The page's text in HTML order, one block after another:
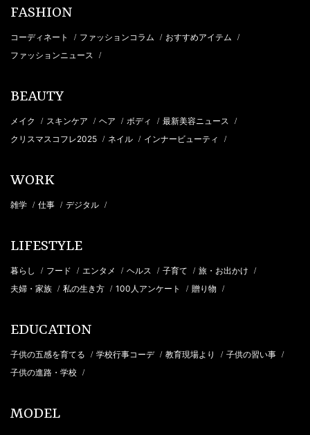
FASHION
コーディネート / ファッションコラム / おすすめアイテム /
ファッションニュース /
BEAUTY
メイク / スキンケア / ヘア / ボディ / 最新美容ニュース /
クリスマスコフレ2025 / ネイル / インナービューティ /
WORK
雑学 / 仕事 / デジタル /
LIFESTYLE
暮らし / フード / エンタメ / ヘルス / 子育て / 旅・お出かけ /
夫婦・家族 / 私の生き方 / 100人アンケート / 贈り物 /
EDUCATION
子供の五感を育てる / 学校行事コーデ / 教育現場より / 子供の習い事 /
子供の進路・学校 /
MODEL